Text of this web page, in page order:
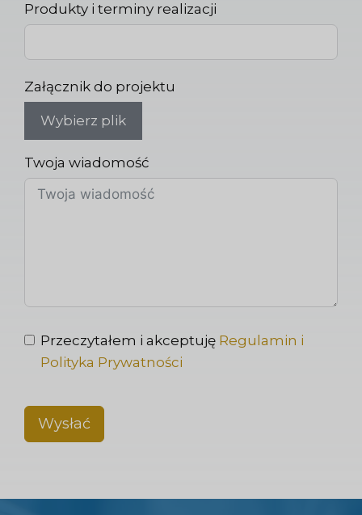
Produkty i terminy realizacji
Załącznik do projektu
Wybierz plik
Twoja wiadomość
Przeczytałem i akceptuję Regulamin i
Polityka Prywatności
Wysłać